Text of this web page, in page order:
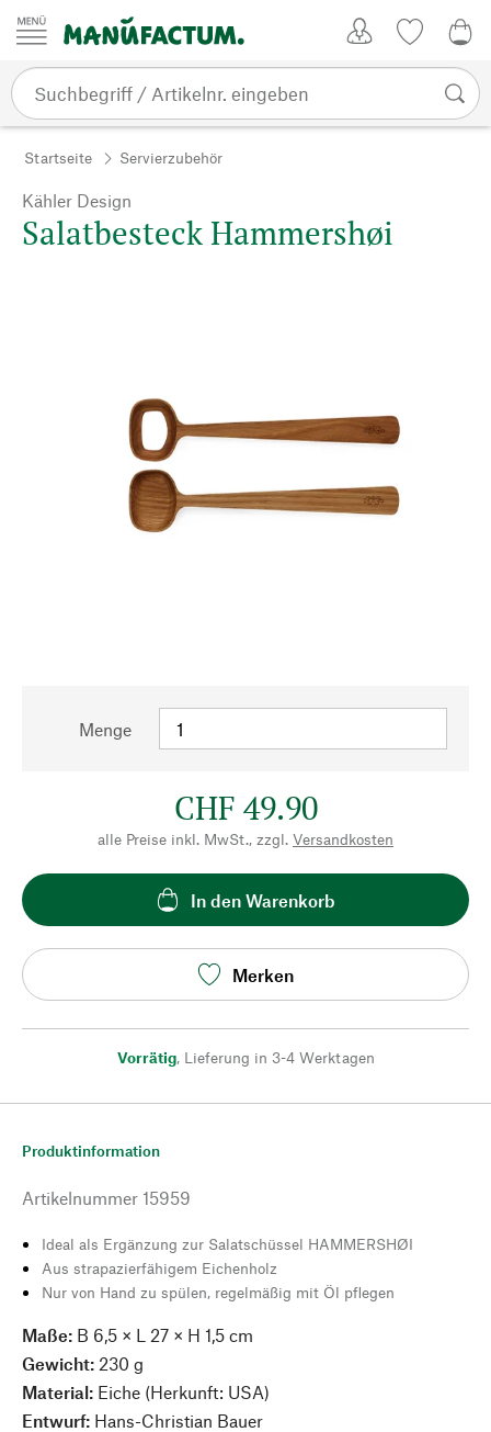
Zum Inhalt springen
Startseite Servierzubehör
Kähler Design
Salatbesteck Hammershøi
Menge
CHF 49.90
alle Preise inkl. MwSt., zzgl. Versandkosten
In den Warenkorb
Merken
Vorrätig, Lieferung in 3-4 Werktagen
Produktinformation
Artikelnummer 15959
Ideal als Ergänzung zur Salatschüssel HAMMERSHØI
Aus strapazierfähigem Eichenholz
Nur von Hand zu spülen, regelmäßig mit Öl pflegen
Maße: B 6,5 × L 27 × H 1,5 cm
Gewicht: 230 g
Material: Eiche (Herkunft: USA)
Entwurf: Hans-Christian Bauer